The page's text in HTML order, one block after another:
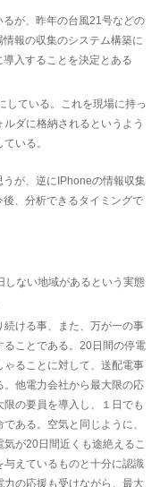
が、昨年の台風21号などの
報の収集のシステム構築に
入することを決定とある
している。これを現場に持っ
ダに格納されるというよう
いる。
が、逆にIPhoneの情報収集
、分析できるタイミングで
しない地域があるという実態
続ける事、また、万が一の事
ことである。20日間の停電
ることに対して、送配電事
他電力会社から最大限の応
の要員を導入し、１日でも
ある。空気と同じように、
が20日間近くも途絶えるこ
与えているものと十分に認識
力の応援も受けながら、最大